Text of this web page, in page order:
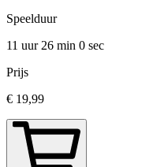
Speelduur
11 uur 26 min 0 sec
Prijs
€ 19,99